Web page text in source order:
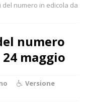
del numero in edicola da
numero
maggio
Versione